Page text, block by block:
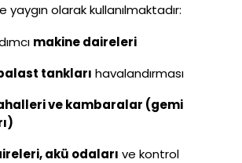
yaygın olarak kullanılmaktadır:
makine daireleri
tankları havalandırması
ve kambaralar (gemi
akü odaları ve kontrol